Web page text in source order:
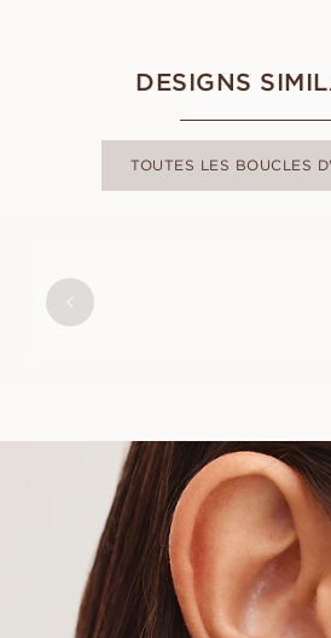
DESIGNS
TOUTES LES BOUCLES